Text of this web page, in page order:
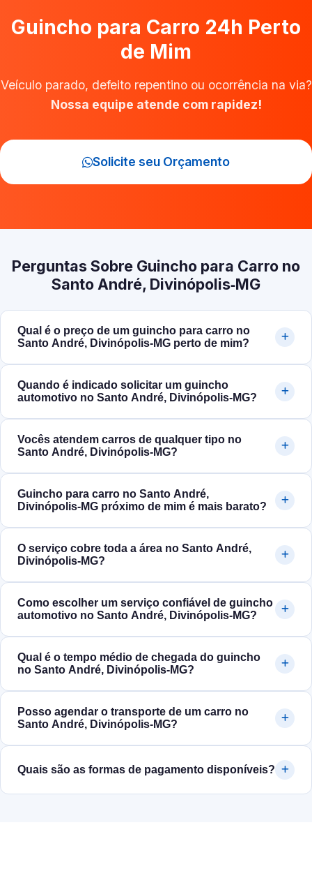
Guincho para Carro 24h Perto
de Mim
Veículo parado, defeito repentino ou ocorrência na via?
Nossa equipe atende com rapidez!
Solicite seu Orçamento
Perguntas Sobre Guincho para Carro no
Santo André, Divinópolis‑MG
Qual é o preço de um guincho para carro no
Santo André, Divinópolis‑MG perto de mim?
Quando é indicado solicitar um guincho
automotivo no Santo André, Divinópolis‑MG?
Vocês atendem carros de qualquer tipo no
Santo André, Divinópolis‑MG?
Guincho para carro no Santo André,
Divinópolis‑MG próximo de mim é mais barato?
O serviço cobre toda a área no Santo André,
Divinópolis‑MG?
Como escolher um serviço confiável de guincho
automotivo no Santo André, Divinópolis‑MG?
Qual é o tempo médio de chegada do guincho
no Santo André, Divinópolis‑MG?
Posso agendar o transporte de um carro no
Santo André, Divinópolis‑MG?
Quais são as formas de pagamento disponíveis?